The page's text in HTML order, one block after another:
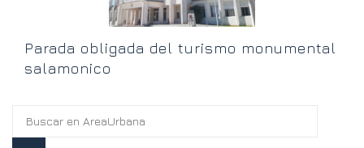
Parada obligada del turismo monumental
salamonico